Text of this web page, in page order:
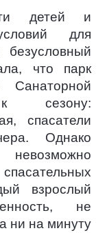
детей и
для
что парк
сезону:
спасатели
Однако
взрослый
не
ни на минуту